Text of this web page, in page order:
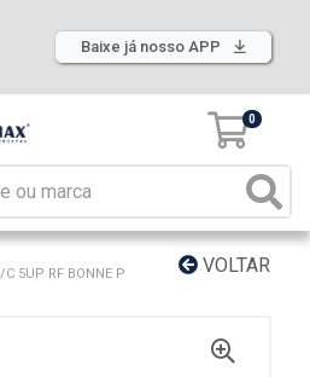
Baixe já nosso APP
0
VOLTAR
C 5UP RF BONNE P